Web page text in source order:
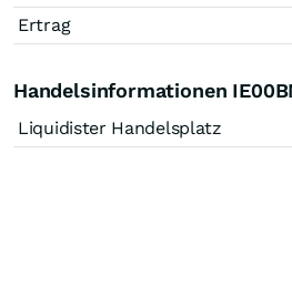
Ertrag
Handelsinformationen
Liquidister Handelsplatz